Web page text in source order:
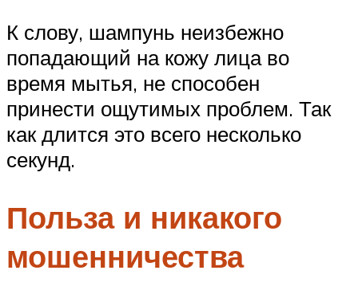
К слову, шампунь неизбежно
попадающий на кожу лица во
время мытья, не способен
принести ощутимых проблем. Так
как длится это всего несколько
секунд.
Польза и никакого
мошенничества